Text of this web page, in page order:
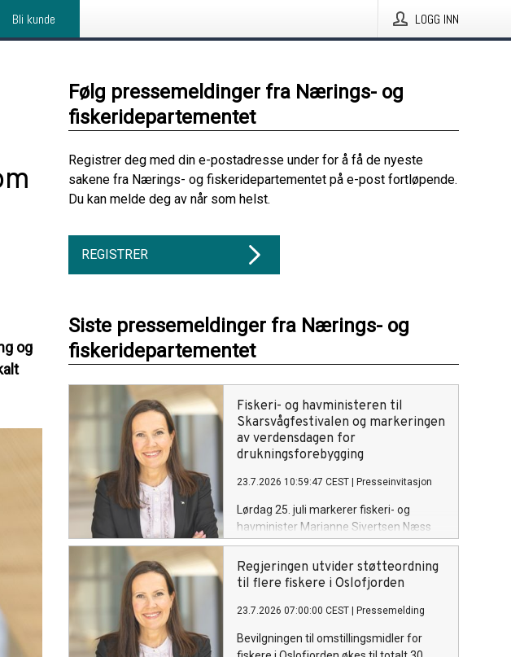
Bli kunde LOGG INN
og
Følg pressemeldinger fra Nærings- og
fiskeridepartementet
Registrer deg med din e-postadresse under for å få de nyeste
sakene fra Nærings- og fiskeridepartementet på e-post fortløpende.
Du kan melde deg av når som helst.
REGISTRER
Siste pressemeldinger fra Nærings- og
fiskeridepartementet
Fiskeri- og havministeren til
Skarsvågfestivalen og markeringen
av verdensdagen for
drukningsforebygging
23.7.2026 10:59:47 CEST Presseinvitasjon
Lørdag 25. juli markerer fiskeri- og
havminister Marianne Sivertsen Næss
FNs verdensdag for forebygging av
drukning i Skarsvåg, verdens nordligste
fiskevær.
Regjeringen utvider støtteordning
til flere fiskere i Oslofjorden
23.7.2026 07:00:00 CEST Pressemelding
Bevilgningen til omstillingsmidler for